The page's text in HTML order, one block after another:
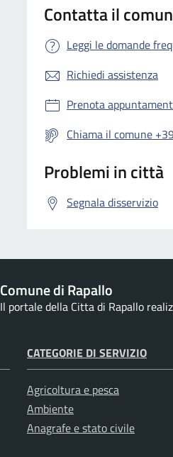
Contatta il
Leggi le domande
Richiedi assistenza
Prenota
Chiama il comune
Problemi in città
Segnala disservizio
Comune di Rapallo
Il portale della Citta di Rapallo
CATEGORIE DI SERVIZIO
Agricoltura e pesca
Ambiente
Anagrafe e stato civile